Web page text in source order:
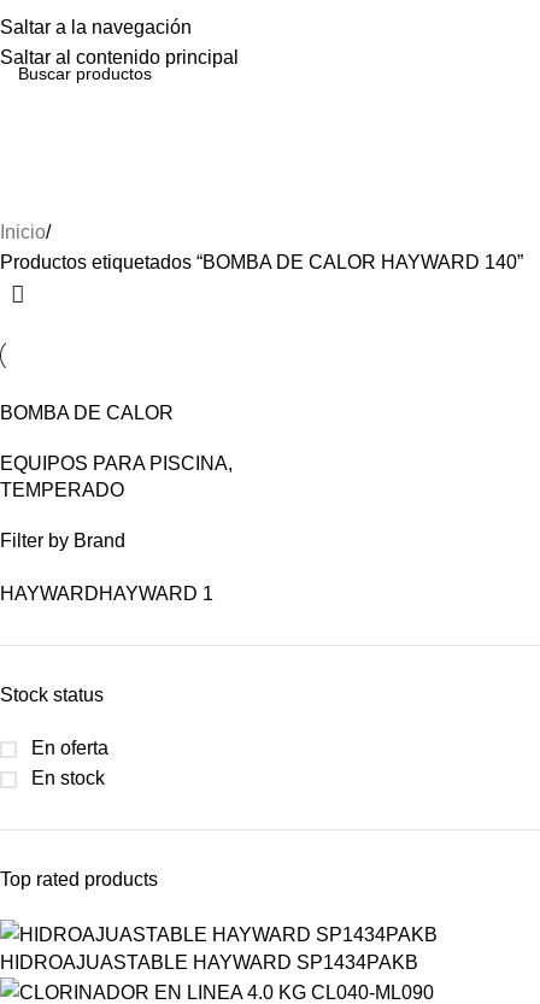
Saltar a la navegación
Saltar al contenido principal
Menú
Filter by Brand
HAYWARDHAYWARD 1
Stock status
En oferta
En stock
Top rated products
HIDROAJUASTABLE HAYWARD SP1434PAKB
Inicio
Productos etiquetados “BOMBA DE CALOR HAYWARD 140”
BOMBA DE CALOR
HP21405T
EQUIPOS PARA PISCINA,
TEMPERADO